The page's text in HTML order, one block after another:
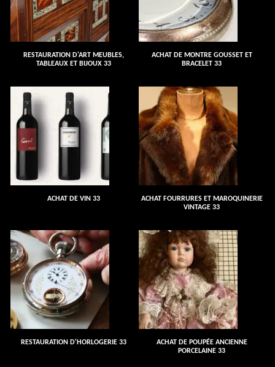
RESTAURATION D'ART MEUBLES,
TABLEAUX ET BIJOUX 33
ACHAT DE MONTRE GOUSSET ET
BRACELET 33
ACHAT DE VIN 33
ACHAT FOURRURES ET MAROQUINERIE
VINTAGE 33
RESTAURATION D'HORLOGERIE 33
ACHAT DE POUPÉE ANCIENNE
PORCELAINE 33